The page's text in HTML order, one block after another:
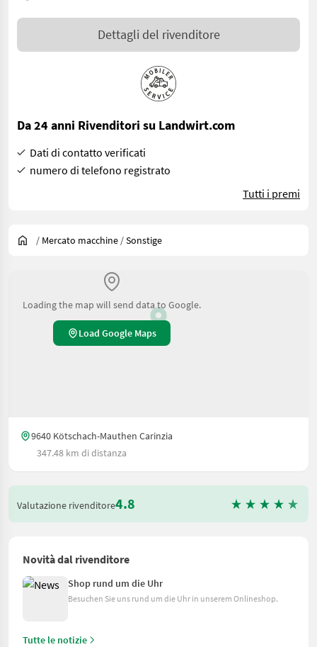
Dettagli del rivenditore
Da 24 anni Rivenditori su Landwirt.com
Dati di contatto verificati
numero di telefono registrato
Tutti i premi
/ Mercato macchine /Sonstige
Loading the map will send data to Google.
Load Google Maps
9640 Kötschach-Mauthen Carinzia
347.48 km di distanza
Valutazione rivenditore4.8
Novità dal rivenditore
Shop rund um die Uhr
Besuchen Sie uns rund um die Uhr in unserem Onlineshop.
Tutte le notizie